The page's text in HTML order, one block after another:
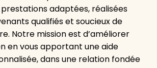
adaptées, réalisées
qualifiés et soucieux de
Notre mission est d’améliorer
en vous apportant une aide
dans une relation fondée